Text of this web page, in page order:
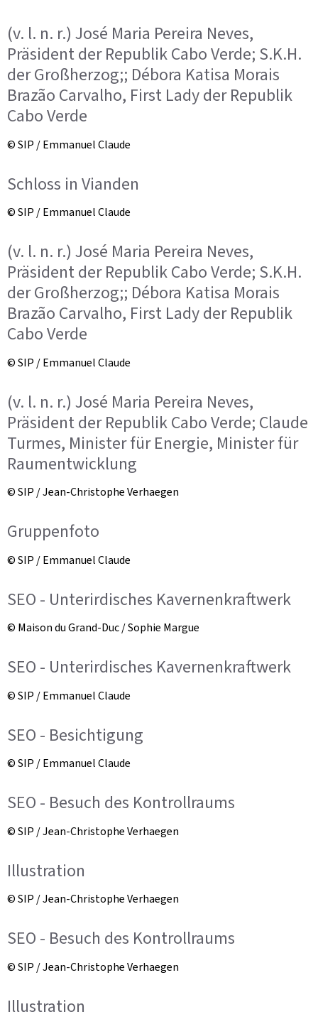
(v. l. n. r.) José Maria Pereira Neves,
Präsident der Republik Cabo Verde; S.K.H.
der Großherzog;; Débora Katisa Morais
Brazão Carvalho, First Lady der Republik
Cabo Verde
© SIP / Emmanuel Claude
Schloss in Vianden
© SIP / Emmanuel Claude
(v. l. n. r.) José Maria Pereira Neves,
Präsident der Republik Cabo Verde; S.K.H.
der Großherzog;; Débora Katisa Morais
Brazão Carvalho, First Lady der Republik
Cabo Verde
© SIP / Emmanuel Claude
(v. l. n. r.) José Maria Pereira Neves,
Präsident der Republik Cabo Verde; Claude
Turmes, Minister für Energie, Minister für
Raumentwicklung
© SIP / Jean-Christophe Verhaegen
Gruppenfoto
© SIP / Emmanuel Claude
SEO - Unterirdisches Kavernenkraftwerk
© Maison du Grand-Duc / Sophie Margue
SEO - Unterirdisches Kavernenkraftwerk
© SIP / Emmanuel Claude
SEO - Besichtigung
© SIP / Emmanuel Claude
SEO - Besuch des Kontrollraums
© SIP / Jean-Christophe Verhaegen
Illustration
© SIP / Jean-Christophe Verhaegen
SEO - Besuch des Kontrollraums
© SIP / Jean-Christophe Verhaegen
Illustration